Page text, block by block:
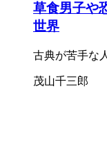
草食男子や
世界
古典が苦手な
茂山千三郎